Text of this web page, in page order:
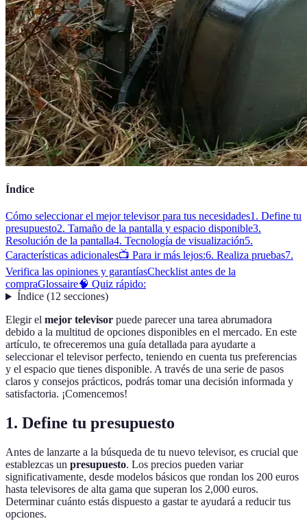
Índice
Cómo seleccionar el mejor televisor para tus necesidades1. Define tu
presupuesto2. Tamaño de la pantalla y espacio disponible3.
Resolución de la pantalla4. Tecnología de visualización5.
Características adicionales📺 Para ir más lejos:6. Realiza pruebas7.
Verifica las opiniones y garantíasChecklist antes de la
compraGlossaire🧠 Quiz rápido:
Índice(12 secciones)
Elegir el mejor televisor puede parecer una tarea abrumadora
debido a la multitud de opciones disponibles en el mercado. En este
artículo, te ofreceremos una guía detallada para ayudarte a
seleccionar el televisor perfecto, teniendo en cuenta tus preferencias
y el espacio que tienes disponible. A través de una serie de pasos
claros y consejos prácticos, podrás tomar una decisión informada y
satisfactoria. ¡Comencemos!
1. Define tu presupuesto
Antes de lanzarte a la búsqueda de tu nuevo televisor, es crucial que
establezcas un presupuesto. Los precios pueden variar
significativamente, desde modelos básicos que rondan los 200 euros
hasta televisores de alta gama que superan los 2,000 euros.
Determinar cuánto estás dispuesto a gastar te ayudará a reducir tus
opciones.